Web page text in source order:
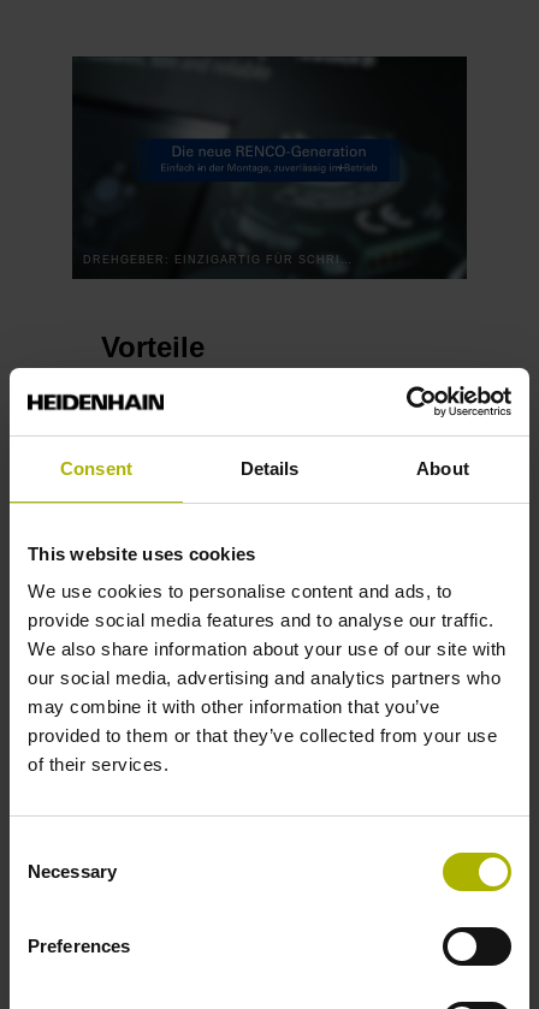
Consent Details About
This website uses cookies
We use cookies to personalise content and ads, to
provide social media features and to analyse our traffic.
We also share information about your use of our site with
our social media, advertising and analytics partners who
may combine it with other information that you’ve
provided to them or that they’ve collected from your use
of their services.
Selection
Necessary
Preferences
DREHGEBER: EINZIGARTIG FÜR SCHRITT- UND BLDC-MOTOREN | RENCO
Vorteile
Einfache und schnelle Montage dank
der integrierten Montagehilfe
Elektronische Justage der
Motorkommutierungssignale auf
durch Überwachungs- und
Diagnosefunktionen, die
inkrementale Drehgeber so erstmals
bieten
Exakte Erfassung der Rotorlage von
BLDC-Motoren und sehr genaue
elektronische Motorkommutierung für
HEIDENHAIN